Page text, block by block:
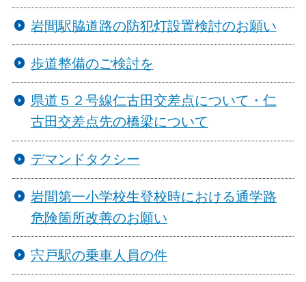
岩間駅脇道路の防犯灯設置検討のお願い
歩道整備のご検討を
県道５２号線仁古田交差点について・仁
古田交差点先の橋梁について
デマンドタクシー
岩間第一小学校生登校時における通学路
危険箇所改善のお願い
宍戸駅の乗車人員の件